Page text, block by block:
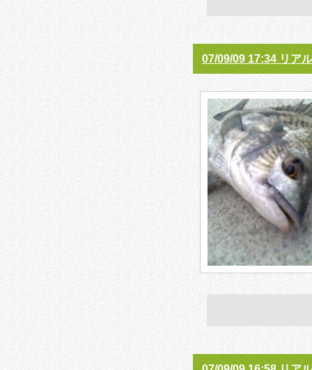
07/09/09 17:34 リア